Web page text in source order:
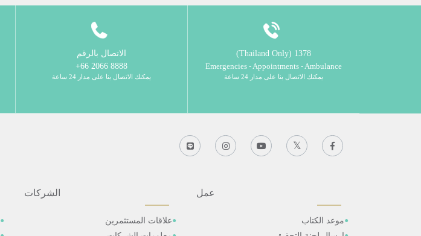
1378 (Thailand Only)
Emergencies - Appointments - Ambulance
يمكنك الاتصال بنا على مدار 24 ساعة
الاتصال بالرقم
8888 2066 66+
يمكنك الاتصال بنا على مدار 24 ساعة
عمل
موعد الكتاب
الشركات
علاقات المستثمرين